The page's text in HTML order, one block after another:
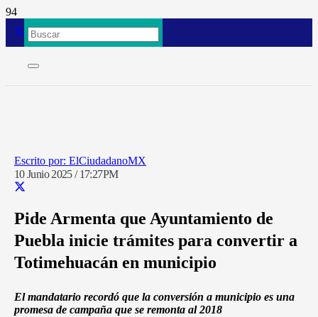
ElCiudadanoMX
10 Junio 2025 / 17:27PM
Pide Armenta que Ayuntamiento de
Puebla inicie trámites para convertir a
Totimehuacán en municipio
El mandatario recordó que la conversión a municipio es una
promesa de campaña que se remonta al 2018